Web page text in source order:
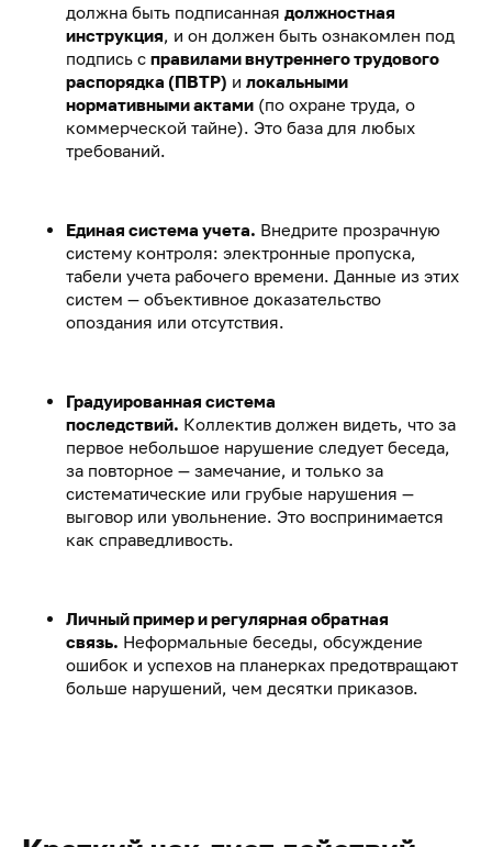
должна быть подписанная должностная
инструкция, и он должен быть ознакомлен под
подпись с правилами внутреннего трудового
распорядка (ПВТР) и локальными
нормативными актами (по охране труда, о
коммерческой тайне). Это база для любых
требований.
Единая система учета. Внедрите прозрачную
систему контроля: электронные пропуска,
табели учета рабочего времени. Данные из этих
систем — объективное доказательство
опоздания или отсутствия.
Градуированная система
последствий. Коллектив должен видеть, что за
первое небольшое нарушение следует беседа,
за повторное — замечание, и только за
систематические или грубые нарушения —
выговор или увольнение. Это воспринимается
как справедливость.
Личный пример и регулярная обратная
связь. Неформальные беседы, обсуждение
ошибок и успехов на планерках предотвращают
больше нарушений, чем десятки приказов.